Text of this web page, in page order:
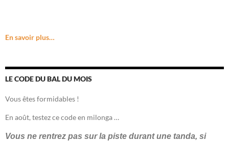
En savoir plus…
LE CODE DU BAL DU MOIS
Vous êtes formidables !
En août, testez ce code en milonga …
Vous ne rentrez pas sur la piste durant une tanda, si